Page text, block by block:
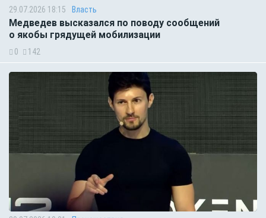
29.07.2026 18:15 Власть
Медведев высказался по поводу сообщений
о якобы грядущей мобилизации
0 142